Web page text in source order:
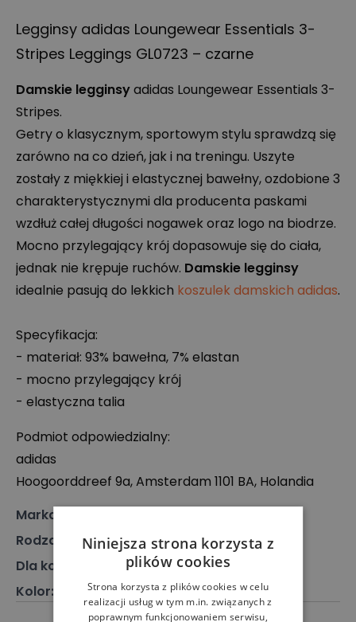
Legginsy adidas Loungewear Essentials 3-
Stripes Leggings GL0723 – czarne
Damskie legginsyadidas Loungewear Essentials 3-
Stripes.
Getry o klasycznym, sportowym stylu sprawdzą się
zarówno na co dzień, jak i na treningu. Uszyte
zostały z miękkiej i elastycznej bawełny, ozdobione 3
charakterystycznymi dla producenta paskami
wzdłuż całej długości nogawek oraz logo na biodrze.
Mocno przylegający krój dopasowuje się do ciała,
jednak nie krępuje ruchów. Damskie legginsy
idealnie pasują do lekkich koszulek damskich adidas.
Specyfikacja:
- materiał: 93% bawełna, 7% elastan
- mocno przylegający krój
- elastyczna talia
Podmiot odpowiedzialny:
adidas
Hoogoorddreef 9a, Amsterdam 1101 BA, Holandia
Marka
Rodzaj
Odzież, Legginsy
Dla kogo
Kolor: Czarny
Niniejsza strona korzysta z
plików cookies
Strona korzysta z plików cookies w celu
realizacji usług w tym m.in. związanych z
poprawnym funkcjonowaniem serwisu,